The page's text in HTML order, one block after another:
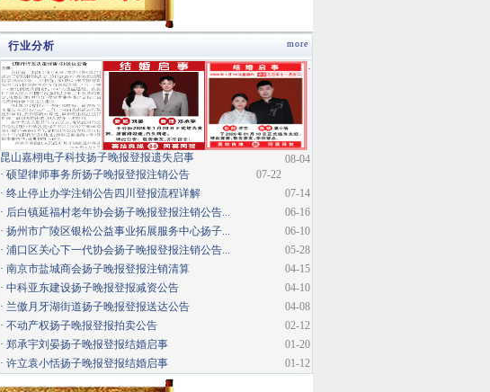
more
行业分析
08-04
·
昆山嘉栩电子科技扬子晚报登报遗失启事
07-22
· 硕望律师事务所扬子晚报登报注销公告
07-14
· 终止停止办学注销公告四川登报流程详解
06-16
· 后白镇延福村老年协会扬子晚报登报注销公告...
06-10
· 扬州市广陵区银松公益事业拓展服务中心扬子...
05-28
· 浦口区关心下一代协会扬子晚报登报注销公告...
04-15
· 南京市盐城商会扬子晚报登报注销清算
04-10
· 中科亚东建设扬子晚报登报减资公告
04-08
· 兰傲月牙湖街道扬子晚报登报送达公告
02-12
· 不动产权扬子晚报登报拍卖公告
01-20
· 郑承宇刘晏扬子晚报登报结婚启事
01-12
· 许立袁小恬扬子晚报登报结婚启事